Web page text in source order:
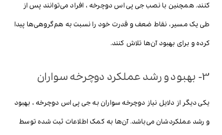
کنند. همچنین با نصب جی پی اس دوچرخه ، افراد می‌توانند پس از
طی یک مسیر، نقاط ضعف و قدرت خود را نسبت به هم‌گروهی‌ها پیدا
کرده و برای بهبود آن‌ها تلاش کنند.
3- بهبود و رشد عملکرد دوچرخه سواران
یکی دیگر از دلایل نیاز دوچرخه سواران به جی پی اس دوچرخه ، بهبود
و رشد عملکردشان می‌باشد. آن‌ها به کمک اطلاعات ثبت شده توسط